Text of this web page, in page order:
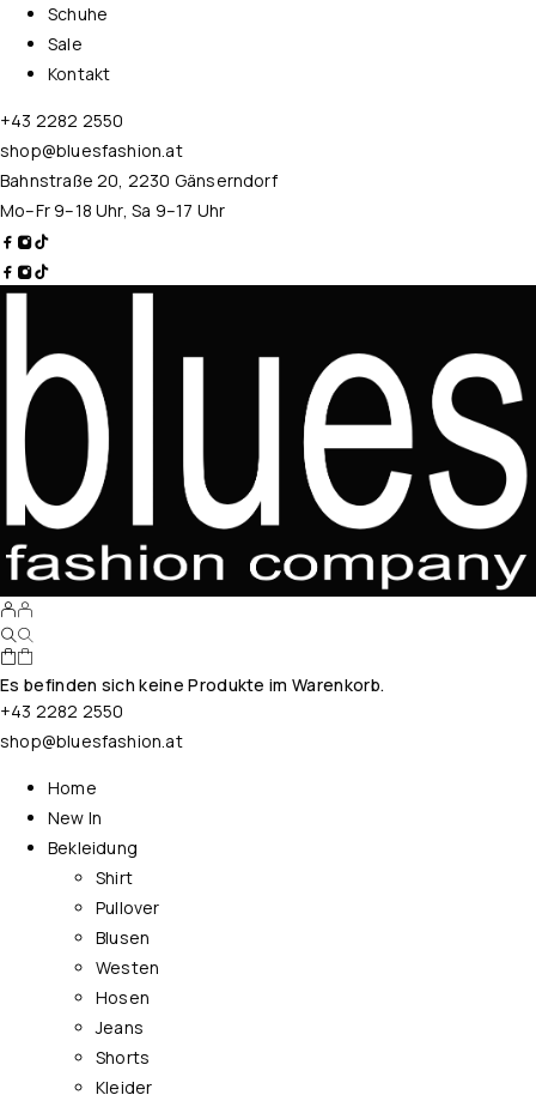
Schuhe
Sale
Kontakt
+43 2282 2550
shop@bluesfashion.at
Bahnstraße 20, 2230 Gänserndorf
Mo–Fr 9–18 Uhr, Sa 9–17 Uhr
Es befinden sich keine Produkte im Warenkorb.
+43 2282 2550
shop@bluesfashion.at
Home
New In
Bekleidung
Shirt
Pullover
Blusen
Westen
Hosen
Jeans
Shorts
Kleider